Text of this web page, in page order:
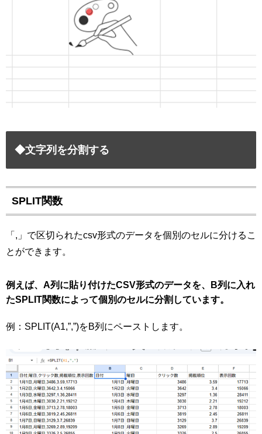
◆文字列を分割する
SPLIT関数
「,」で区切られたcsv形式のデータを個別のセルに分けるこ
とができます。
例えば、A列に貼り付けたCSV形式のデータを、B列に入れ
たSPLIT関数によって個別のセルに分割しています。
例：SPLIT(A1,”,”)をB列にペーストします。